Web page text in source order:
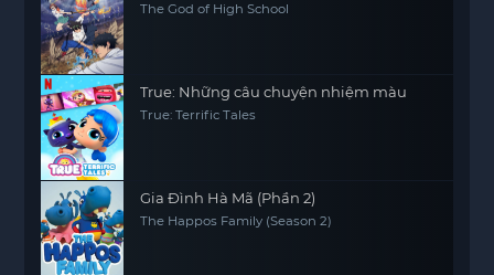
The God of High School
True: Những câu chuyện nhiệm màu
True: Terrific Tales
Gia Đình Hà Mã (Phần 2)
The Happos Family (Season 2)